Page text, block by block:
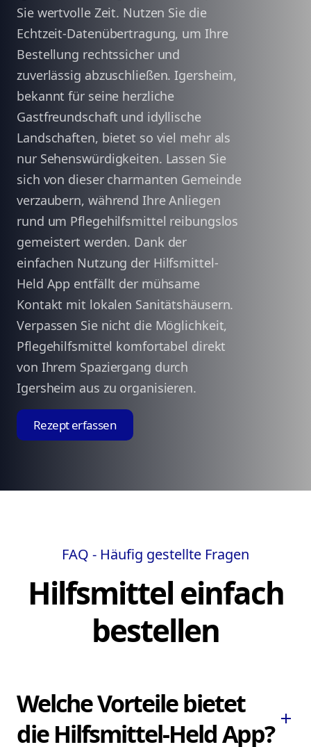
Sie wertvolle Zeit. Nutzen Sie die
Echtzeit-Datenübertragung, um Ihre
Bestellung rechtssicher und
zuverlässig abzuschließen. Igersheim,
bekannt für seine herzliche
Gastfreundschaft und idyllische
Landschaften, bietet so viel mehr als
nur Sehenswürdigkeiten. Lassen Sie
sich von dieser charmanten Gemeinde
verzaubern, während Ihre Anliegen
rund um Pflegehilfsmittel reibungslos
gemeistert werden. Dank der
einfachen Nutzung der Hilfsmittel-
Held App entfällt der mühsame
Kontakt mit lokalen Sanitätshäusern.
Verpassen Sie nicht die Möglichkeit,
Pflegehilfsmittel komfortabel direkt
von Ihrem Spaziergang durch
Igersheim aus zu organisieren.
Rezept erfassen
FAQ - Häufig gestellte Fragen
Hilfsmittel einfach
bestellen
Welche Vorteile bietet
die Hilfsmittel-Held App? add